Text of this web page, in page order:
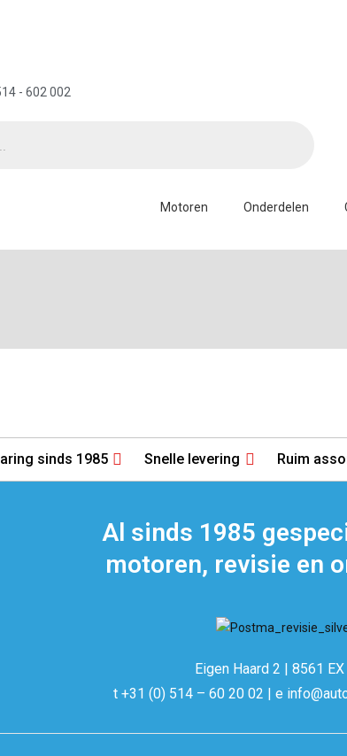
- 602 002
Motoren Onderdelen
sinds 1985 Snelle levering Ruim
Al sinds 1985
motoren, revisie en
Eigen Haard 2 | 8561 EX
t +31 (0) 514 – 60 20 02 | e